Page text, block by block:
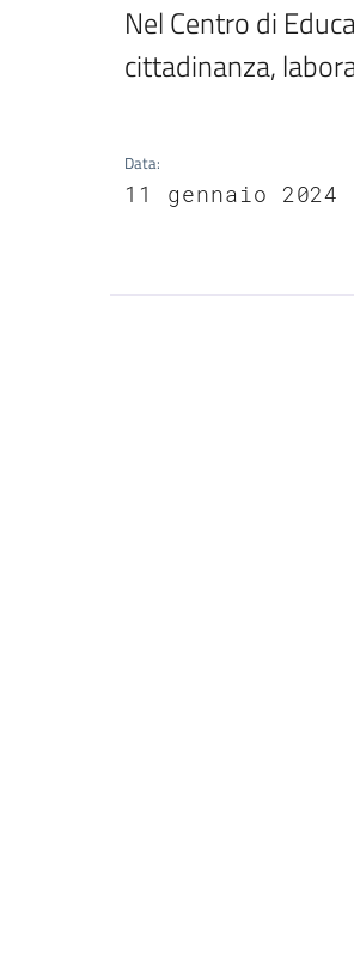
Nel Centro di
Data:
11 gennaio 2024